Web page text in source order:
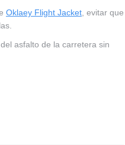
Oklaey Flight Jacket , evitar que
asfalto de la carretera sin